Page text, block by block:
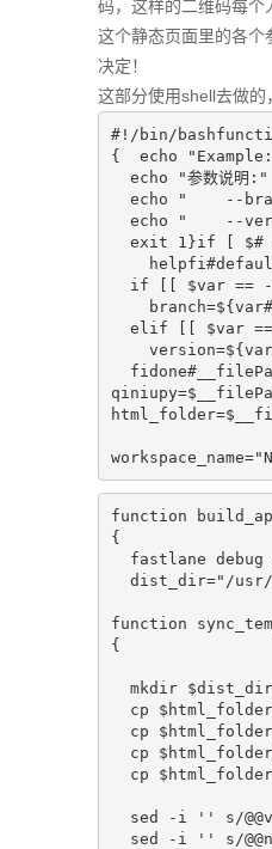
码，这样的二维码每个
这个静态页面里的各个
决定！
这部分使用shell去做的
#!/bin/
{  echo
echo "参数说明:"
echo "    --
echo "    --
exit 1}if [ $# -
helpfi#default
if [[ $var ==
elif [[ $var
function
{
fastlane debug
dist_dir="/usr/
function
{
mkdir
cp
cp
cp
cp
sed -i '' s/
sed -i '' s/